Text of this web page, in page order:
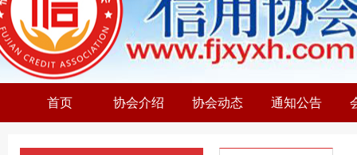
首页 协会介绍 协会动态 通知公告